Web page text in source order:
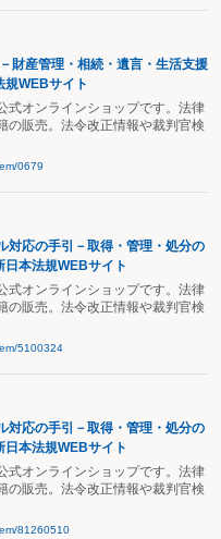
財産管理・相続・遺言・生活支援
規WEBサイト
式オンラインショップです。法律
の販売。法令改正情報や裁判官検
0679
対応の手引－取得・管理・処分の
本法規WEBサイト
式オンラインショップです。法律
の販売。法令改正情報や裁判官検
5100324
対応の手引－取得・管理・処分の
本法規WEBサイト
式オンラインショップです。法律
の販売。法令改正情報や裁判官検
81260510